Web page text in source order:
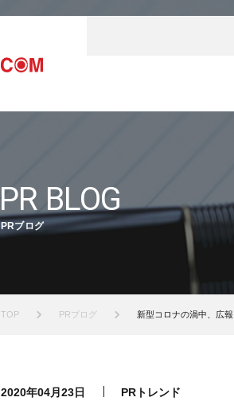
PR BLOG
PRブログ
TOP PRブログ 新型コロナの渦中、広
2020年04月23日 PRトレンド